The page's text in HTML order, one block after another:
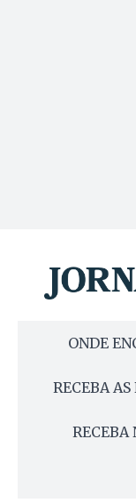
ONDE
RECEBA
RECEBA